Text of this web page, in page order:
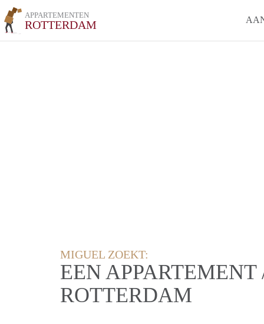
APPARTEMENTEN
ROTTERDAM
MIGUEL ZOEKT:
EEN
ROTTERDAM